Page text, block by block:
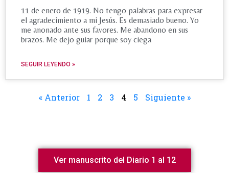
11 de enero de 1919. No tengo palabras para expresar
el agradecimiento a mi Jesús. Es demasiado bueno. Yo
me anonado ante sus favores. Me abandono en sus
brazos. Me dejo guiar porque soy ciega
SEGUIR LEYENDO »
« Anterior 1 2 3 4 5 Siguiente »
Ver manuscrito del Diario 1 al 12